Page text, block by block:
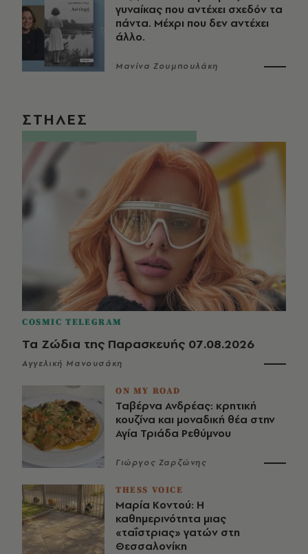
γυναίκας που αντέχει σχεδόν τα
πάντα. Μέχρι που δεν αντέχει
άλλο.
Μανίνα Ζουμπουλάκη
ΣΤΗΛΕΣ
COSMIC TELEGRAM
Τα Ζώδια της Παρασκευής 07.08.2026
Αγγελική Μανουσάκη
ON MY ROAD
Ταβέρνα Ανδρέας: κρητική
κουζίνα και μοναδική θέα στην
Αγία Τριάδα Ρεθύμνου
Γιώργος Ζαρζώνης
THESS VOICE
Μαρία Κοντού: Η
καθημερινότητα μιας
«ταΐστριας» γατών στη
Θεσσαλονίκη